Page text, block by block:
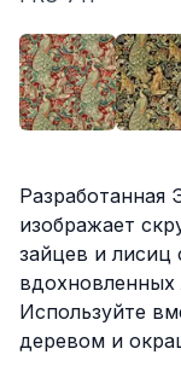
Описание
Разработанная
изображает
зайцев и лисиц
вдохновленных
Используйте
деревом и